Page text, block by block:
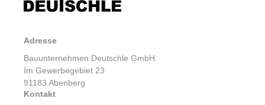
Nachhaltigkeit und den Erhalt der natürlichen
Wasserbaulösungen, unserer Erfahrung in der
Branche und unserer Fähigkeit, Projekte individuell
und effizient umzusetzen. Vertrauen Sie auf
Deutschle, um Ihre Wasserbauprojekte erfolgreich zu
realisieren.
Adresse
Bauunternehmen Deutschle GmbH
Im Gewerbegebiet 23
91183 Abenberg
Kontakt